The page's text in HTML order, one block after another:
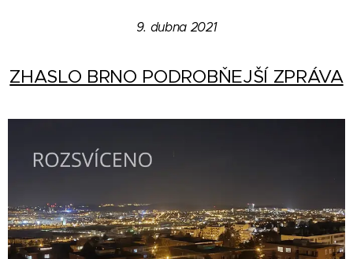
9. dubna 2021
ZHASLO BRNO PODROBŇEJŠÍ ZPRÁVA